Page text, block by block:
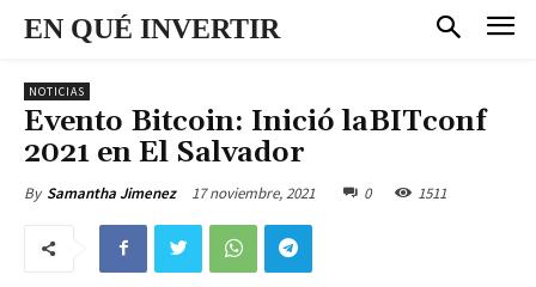
EN QUÉ INVERTIR
NOTICIAS
Evento Bitcoin: Inició laBITconf
2021 en El Salvador
By Samantha Jimenez 17 noviembre, 2021 0 1511